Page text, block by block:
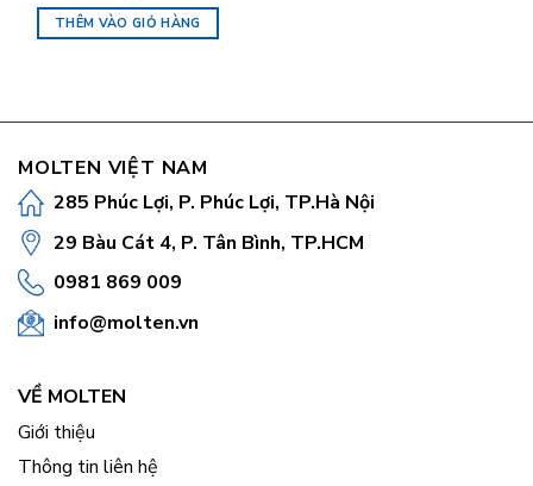
THÊM VÀO GIỎ HÀNG
MOLTEN VIỆT NAM
285 Phúc Lợi, P. Phúc Lợi, TP.Hà Nội
29 Bàu Cát 4, P. Tân Bình, TP.HCM
0981 869 009
info@molten.vn
VỀ MOLTEN
Giới thiệu
Thông tin liên hệ